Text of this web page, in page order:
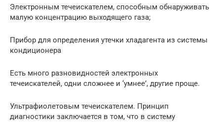
Электронным течеискателем, способным обнаруживать
малую концентрацию выходящего газа;
Прибор для определения утечки хладагента из системы
кондиционера
Есть много разновидностей электронных
течеискателей, одни сложнее и ‘умнее’, другие проще.
Ультрафиолетовым течеискателем. Принцип
диагностики заключается в том, что в систему